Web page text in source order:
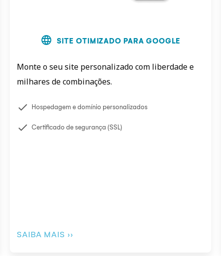
language SITE OTIMIZADO PARA GOOGLE
Monte o seu site personalizado com liberdade e
milhares de combinações.
check Hospedagem e domínio personalizados
check Certificado de segurança (SSL)
SAIBA MAIS ››